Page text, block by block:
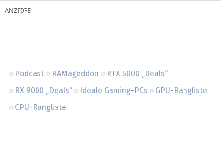
Neueste Aktivitäten
Podcast RAMageddon
RTX 5000 „Deals“
RX 9000 „Deals“
Ideale Gaming-PCs
GPU-Rangliste
CPU-Rangliste